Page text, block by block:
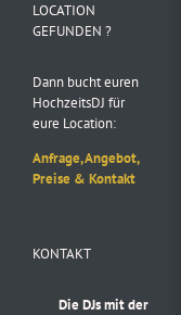
LOCATION
GEFUNDEN ?
Dann bucht euren
HochzeitsDJ für
eure Location:
Anfrage, Angebot,
Preise & Kontakt
KONTAKT
Die DJs mit der